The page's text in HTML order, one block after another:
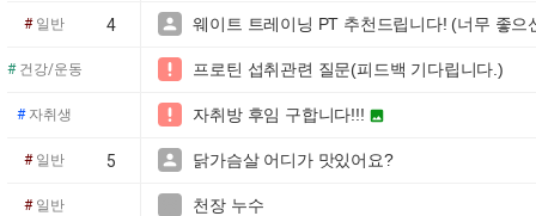
#일반 4  웨이트 트레이닝 PT 추천드립니다! (너무 좋
#건강/운동  프로틴 섭취관련 질문(피드백 기다립니다.)
#자취생  자취방 후임 구합니다!!! 
#일반 5  닭가슴살 어디가 맛있어요?
#일반 천장 누수